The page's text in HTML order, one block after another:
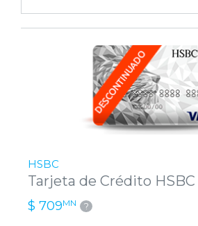
HSBC
Tarjeta de Crédito HSBC
$ 709MN ?